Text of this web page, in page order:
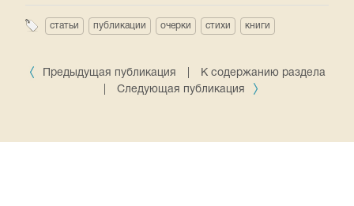
статьи публикации очерки стихи книги
Предыдущая публикация
К содержанию раздела
Следующая публикация